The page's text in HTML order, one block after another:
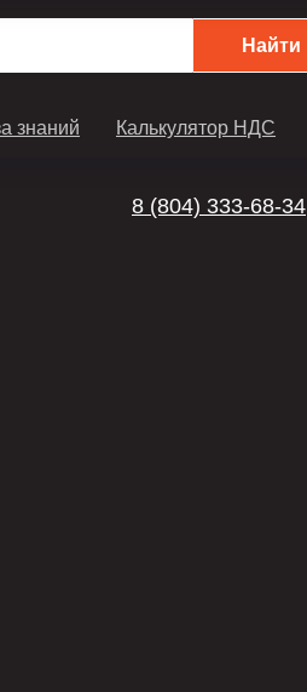
Найти
знаний Калькулятор НДС
8 (804) 333-68-34